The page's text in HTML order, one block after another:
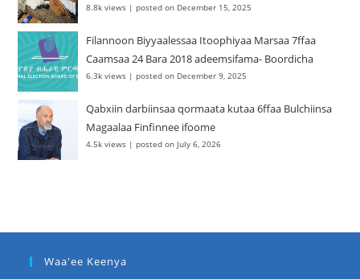
8.8k views |posted on December 15, 2025
Filannoon Biyyaalessaa Itoophiyaa Marsaa 7ffaa
Caamsaa 24 Bara 2018 adeemsifama- Boordicha
6.3k views |posted on December 9, 2025
Qabxiin darbiinsaa qormaata kutaa 6ffaa Bulchiinsa
Magaalaa Finfinnee ifoome
4.5k views |posted on July 6, 2026
Waa'ee Keenya